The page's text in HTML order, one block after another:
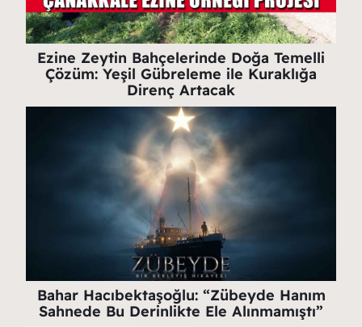
Ezine Zeytin Bahçelerinde Doğa Temelli
Çözüm: Yeşil Gübreleme ile Kuraklığa
Direnç Artacak
Bahar Hacıbektaşoğlu: “Zübeyde Hanım
Sahnede Bu Derinlikte Ele Alınmamıştı”